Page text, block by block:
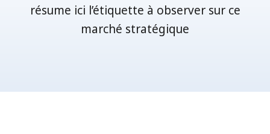
résume ici l’étiquette à observer sur ce
marché stratégique